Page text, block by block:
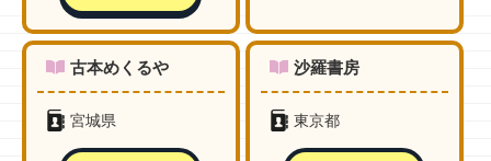
古本めくるや
宮城県
沙羅書房
東京都